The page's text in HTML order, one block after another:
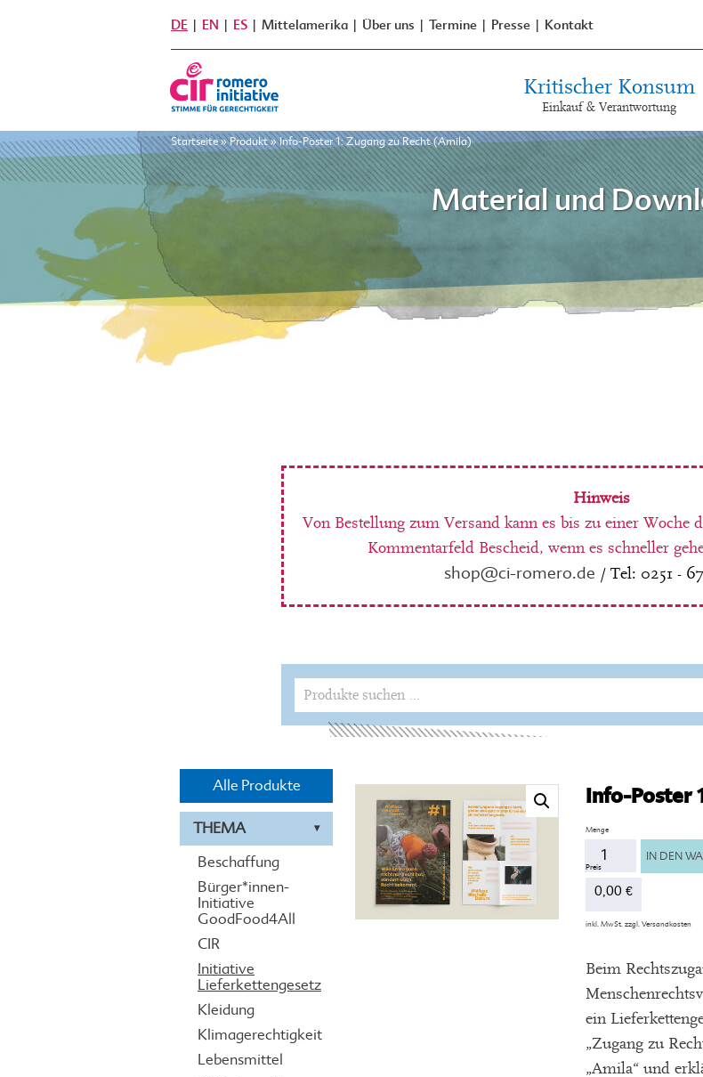
DE EN ES Mittelamerika Über uns Termine Presse Kontakt
Kritischer Konsum
Einkauf & Verantwortung
Startseite»Produkt»Info-Poster 1: Zugang zu Recht (Amila)
Material und
Hinweis
Von Bestellung zum Versand kann es bis zu einer Woche
Kommentarfeld Bescheid, wenn es schneller
shop@ci-romero.de / Tel: 0251 -
Suchen
nach:
Alle Produkte
THEMA
Beschaffung
Bürger*innen-
Initiative
GoodFood4All
CIR
Initiative
Lieferkettengesetz
Kleidung
Klimagerechtigkeit
Lebensmittel
Info-Poster
Anzahl
IN DEN
0,00 €
inkl. MwSt. zzgl. Versandkosten
Beim
ein
„Zugang zu
„Amila“ und